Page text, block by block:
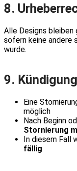
8.
Alle Designs bleiben
sofern keine andere
wurde.
9.
Eine
möglich
Nach Beginn
Stornierung
In diesem Fall
fällig